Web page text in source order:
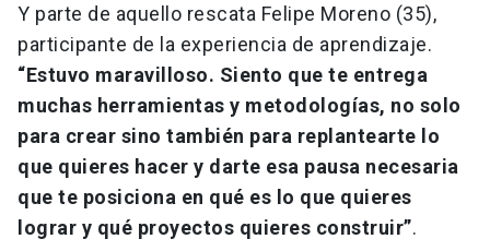
Y parte de aquello rescata Felipe Moreno (35),
participante de la experiencia de aprendizaje.
“Estuvo maravilloso. Siento que te entrega
muchas herramientas y metodologías, no solo
para crear sino también para replantearte lo
que quieres hacer y darte esa pausa necesaria
que te posiciona en qué es lo que quieres
lograr y qué proyectos quieres construir”.